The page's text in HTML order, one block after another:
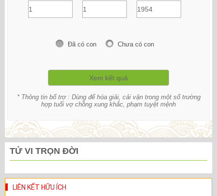
Đã có con Chưa có con
* Thông tin bổ trợ : Dùng để hóa giải, cải vận trong một số trường
hợp tuổi vợ chồng xung khắc, phạm tuyệt mệnh
TỬ VI TRỌN ĐỜI
LIÊN KẾT HỮU ÍCH